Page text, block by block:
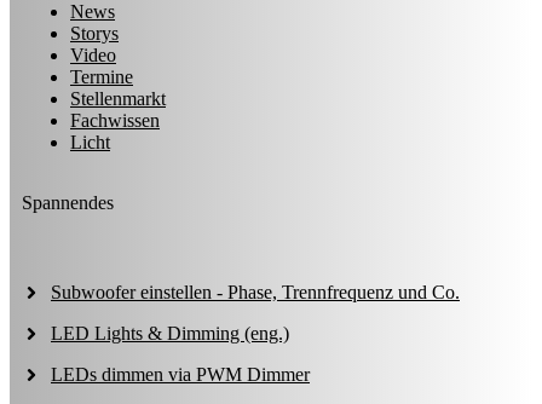
News
Storys
Video
Termine
Stellenmarkt
Fachwissen
Licht
Spannendes
Subwoofer einstellen - Phase, Trennfrequenz und Co.
LED Lights & Dimming (eng.)
LEDs dimmen via PWM Dimmer